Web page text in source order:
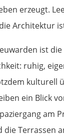
erzeugt.
Architektur
ist
ruhig,
kulturell
ein Blick
am
die Terrassen